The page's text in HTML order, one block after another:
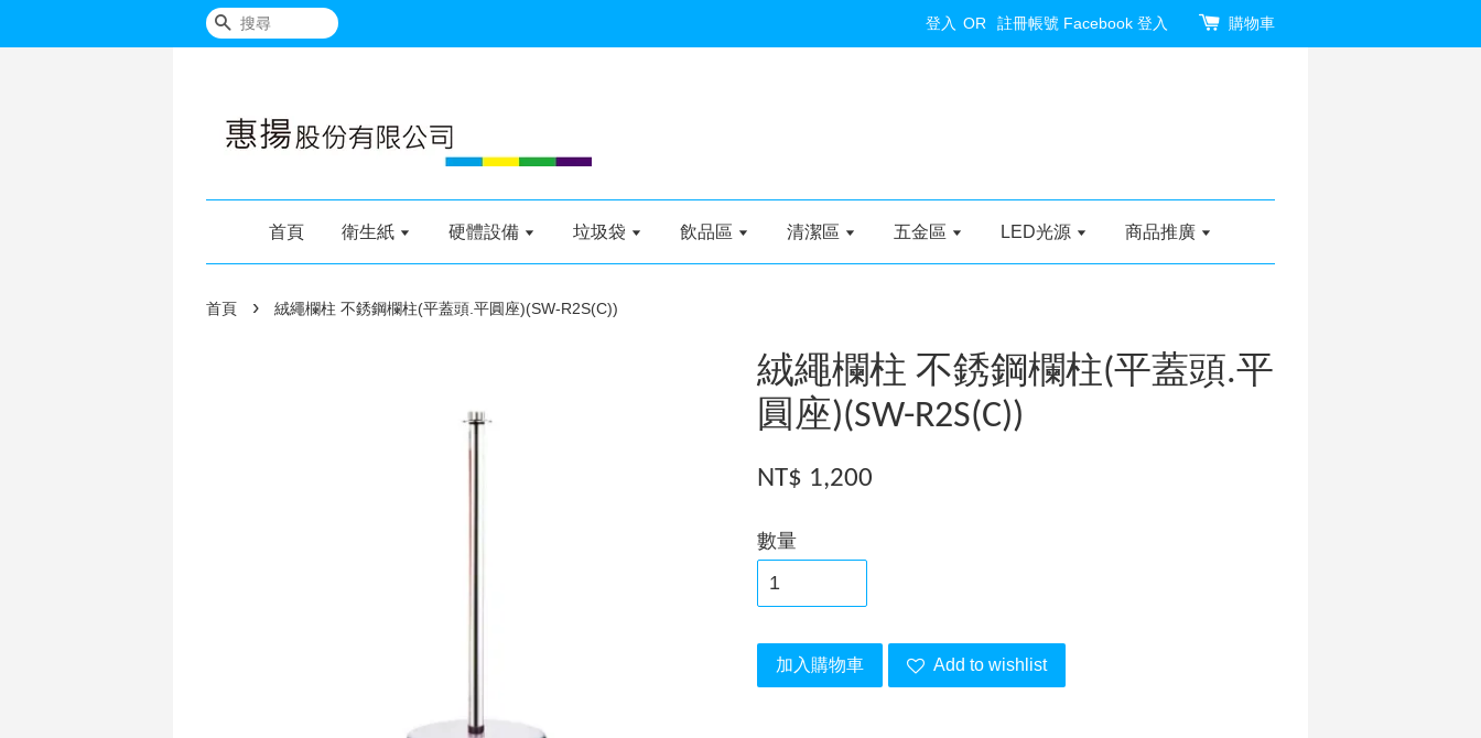
搜尋 登入 OR 註冊帳號 Facebook 登入 購物車
首頁 衛生紙 硬體設備 垃圾袋 飲品區 清潔區 五金區 LED光源 商品推廣
首頁 › 絨繩欄柱 不銹鋼欄柱(平蓋頭.平圓座)(SW-R2S(C))
絨繩欄柱 不銹鋼欄柱(平蓋頭.平
圓座)(SW-R2S(C))
NT$ 1,200
數量
加入購物車 Add to wishlist